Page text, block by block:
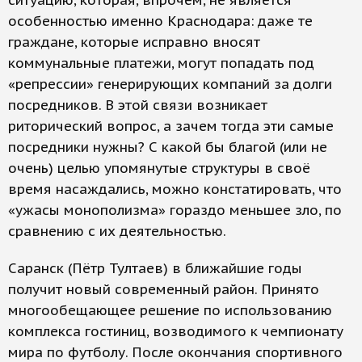
особенностью именно Краснодара: даже те
граждане, которые исправно вносят
коммунальные платежи, могут попадать под
«репрессии» генерирующих компаний за долги
посредников. В этой связи возникает
риторический вопрос, а зачем тогда эти самые
посредники нужны? С какой бы благой (или не
очень) целью упомянутые структуры в своё
время насаждались, можно констатировать, что
«ужасы монополизма» гораздо меньшее зло, по
сравнению с их деятельностью.
Саранск (Пётр Тултаев) в ближайшие годы
получит новый современный район. Принято
многообещающее решение по использованию
комплекса гостиниц, возводимого к чемпионату
мира по футболу. После окончания спортивного